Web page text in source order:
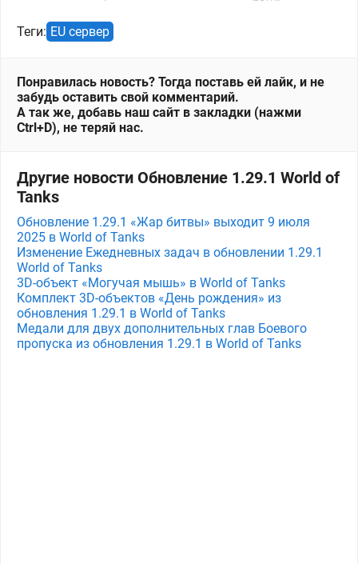
Теги: EU сервер
Понравилась новость? Тогда поставь ей лайк, и не
забудь оставить свой комментарий.
А так же, добавь наш сайт в закладки (нажми
Ctrl+D), не теряй нас.
Другие новости Обновление 1.29.1 World of
Tanks
Обновление 1.29.1 «Жар битвы» выходит 9 июля
2025 в World of Tanks
Изменение Ежедневных задач в обновлении 1.29.1
World of Tanks
3D-объект «Могучая мышь» в World of Tanks
Комплект 3D-объектов «День рождения» из
обновления 1.29.1 в World of Tanks
Медали для двух дополнительных глав Боевого
пропуска из обновления 1.29.1 в World of Tanks